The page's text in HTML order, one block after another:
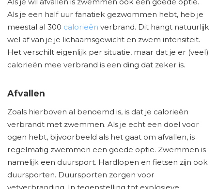
Als je een half uur fanatiek gezwommen hebt, heb je
meestal al 300 calorieën verbrand. Dit hangt natuurlijk
wel af van je je lichaamsgewicht en zwem intensiteit.
Het verschilt eigenlijk per situatie, maar dat je er (veel)
calorieën mee verbrand is een ding dat zeker is.
Afvallen
Zoals hierboven al benoemd is, is dat je calorieën
verbrandt met zwemmen. Als je echt een doel voor
ogen hebt, bijvoorbeeld als het gaat om afvallen, is
regelmatig zwemmen een goede optie. Zwemmen is
namelijk een duursport. Hardlopen en fietsen zijn ook
duursporten. Duursporten zorgen voor